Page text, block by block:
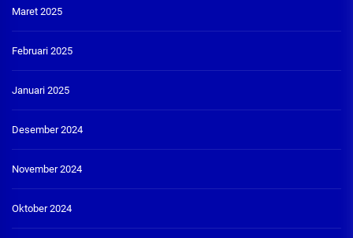
Maret 2025
Februari 2025
Januari 2025
Desember 2024
November 2024
Oktober 2024